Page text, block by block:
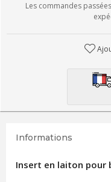
Les commandes
Informations
Insert en laiton pour